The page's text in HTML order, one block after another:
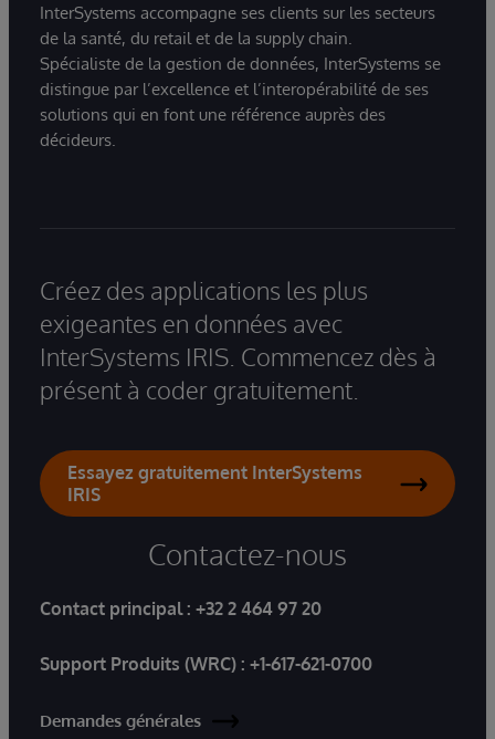
InterSystems accompagne ses clients sur les secteurs
de la santé, du retail et de la supply chain.
Spécialiste de la gestion de données, InterSystems se
distingue par l’excellence et l’interopérabilité de ses
solutions qui en font une référence auprès des
décideurs.
Créez des applications les plus
exigeantes en données avec
InterSystems IRIS. Commencez dès à
présent à coder gratuitement.
Essayez gratuitement InterSystems
IRIS
Contactez-nous
Contact principal : +32 2 464 97 20
Support Produits (WRC) : +1-617-621-0700
Demandes générales